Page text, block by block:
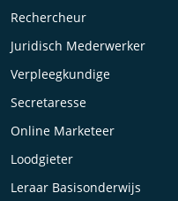
Rechercheur
Juridisch Mederwerker
Verpleegkundige
Secretaresse
Online Marketeer
Loodgieter
Leraar Basisonderwijs